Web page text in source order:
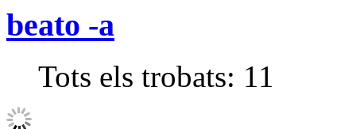
beato -a
Tots els trobats: 11